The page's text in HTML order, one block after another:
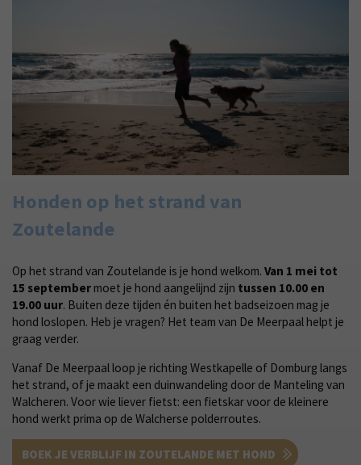
Honden op het strand van
Zoutelande
Op het strand van Zoutelande is je hond welkom.Van 1 mei tot
15 september moet je hond aangelijnd zijn tussen 10.00 en
19.00 uur. Buiten deze tijden én buiten het badseizoen mag je
hond loslopen. Heb je vragen? Het team van De Meerpaal helpt je
graag verder.
Vanaf De Meerpaal loop je richting Westkapelle of Domburg langs
het strand, of je maakt een duinwandeling door de Manteling van
Walcheren. Voor wie liever fietst: een fietskar voor de kleinere
hond werkt prima op de Walcherse polderroutes.
BOEK JE VERBLIJF IN ZOUTELANDE MET HOND